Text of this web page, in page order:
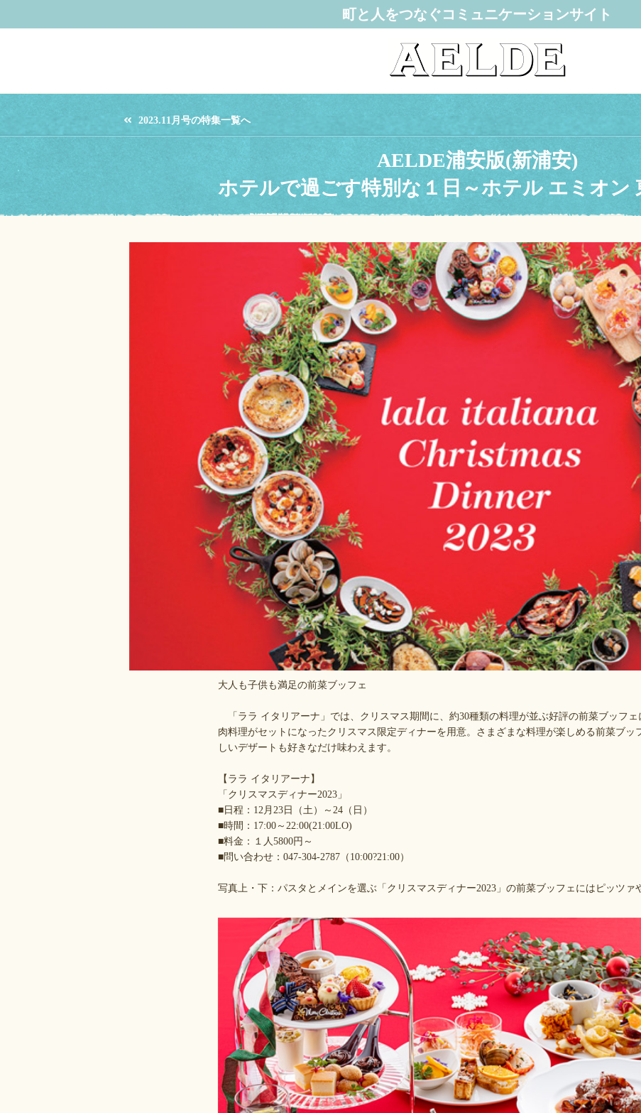
町と人をつなぐコミュニケーションサイト
2023.11月号の特集一覧へ
AELDE浦安版(新浦安)
ホテルで過ごす特別な１日～ホテル エミオン
大人も子供も満足の前菜ブッフェ
「ララ イタリアーナ」では、クリスマス期間に、約30種類の料理が並ぶ好評の前菜ブッフ
肉料理がセットになったクリスマス限定ディナーを用意。さまざまな料理が楽しめる前菜ブッ
しいデザートも好きなだけ味わえます。
【ララ イタリアーナ】
「クリスマスディナー2023」
■日程：12月23日（土）～24（日）
■時間：17:00～22:00(21:00LO)
■料金：１人5800円～
■問い合わせ：047-304-2787（10:00?21:00）
写真上・下：パスタとメインを選ぶ「クリスマスディナー2023」の前菜ブッフェにはピッツァ